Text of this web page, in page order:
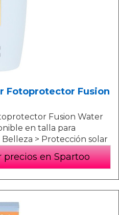
Fotoprotector Fusion
Fusion Water
en talla para
> Protección solar
precios en Spartoo